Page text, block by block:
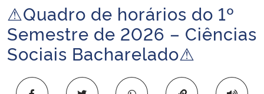
Ministério da Infraestrutura
Ministério da Agricultura, Pecuária e Abastecimento
Início do conteúdo
⚠Quadro de horários do 1º
Semestre de 2026 – Ciências
Sociais Bacharelado⚠